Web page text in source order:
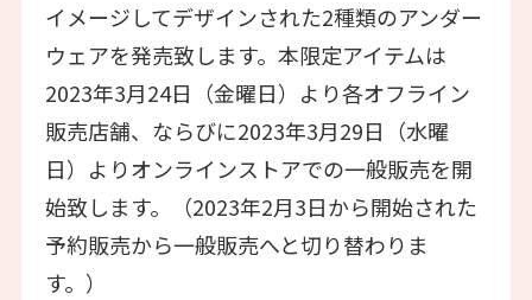
イメージしてデザインされた2種類のアンダー
ウェアを発売致します。本限定アイテムは
2023年3月24日（金曜日）より各オフライン
販売店舗、ならびに2023年3月29日（水曜
日）よりオンラインストアでの一般販売を開
始致します。（2023年2月3日から開始された
予約販売から一般販売へと切り替わりま
す。）